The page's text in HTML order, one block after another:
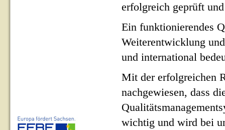
erfolgreich geprüft
Ein funktionierendes
Weiterentwicklung
und international
Mit der erfolgreichen
nachgewiesen, dass
wichtig und wird bei